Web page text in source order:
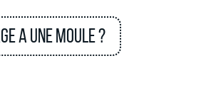
a une moule ?